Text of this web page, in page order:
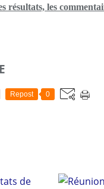
résultats, les
Repost 0